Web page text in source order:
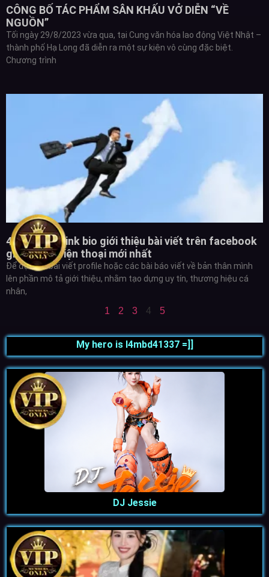
CÔNG BỐ TÁC PHẨM SÂN KHẤU VỞ DIỄN “VỀ
NGUỒN”
Tối ngày 29/8/2023 vừa qua, tại Cung văn hóa lao động Việt Nhật –
thành phố Hạ Long đã diễn ra một sự kiện vô cùng đặc biệt.
Chương trình
4 bước đặt link bio giới thiệu bài viết trên facebook
giành cho điện thoại mới nhất
Để đặt link bài viết profile hoặc các bài báo viết về bản thân mình
lên phần mô tả giới thiệu, nhằm tạo dựng uy tín, thương hiệu cá
nhân,
1 2 3 4 5
My hero is l4mbd41337 =]]
DJ Jessie